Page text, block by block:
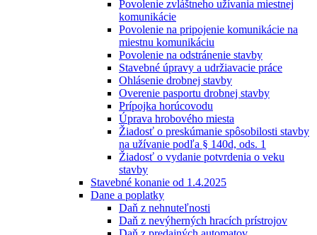
Povolenie zvláštneho užívania miestnej
komunikácie
Povolenie na pripojenie komunikácie na
miestnu komunikáciu
Povolenie na odstránenie stavby
Stavebné úpravy a udržiavacie práce
Ohlásenie drobnej stavby
Overenie pasportu drobnej stavby
Prípojka horúcovodu
Úprava hrobového miesta
Žiadosť o preskúmanie spôsobilosti stavby
na užívanie podľa § 140d, ods. 1
Žiadosť o vydanie potvrdenia o veku
stavby
Stavebné konanie od 1.4.2025
Dane a poplatky
Daň z nehnuteľnosti
Daň z nevýherných hracích prístrojov